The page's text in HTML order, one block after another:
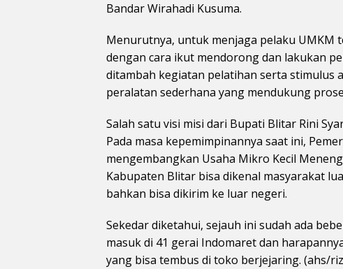
Bandar Wirahadi Kusuma.
Menurutnya, untuk menjaga pelaku UMKM
dengan cara ikut mendorong dan lakukan
ditambah kegiatan pelatihan serta stimulus
peralatan sederhana yang mendukung
Salah satu visi misi dari Bupati Blitar Rini
Pada masa kepemimpinannya saat ini,
mengembangkan Usaha Mikro Kecil
Kabupaten Blitar bisa dikenal masyarakat
bahkan bisa dikirim ke luar negeri.
Sekedar diketahui, sejauh ini sudah ada
masuk di 41 gerai Indomaret dan
yang bisa tembus di toko berjejaring. (ahs/